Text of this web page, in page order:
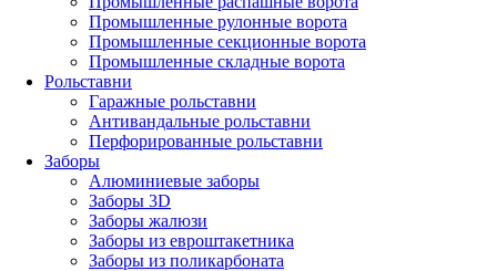
Промышленные рулонные ворота
Промышленные секционные ворота
Промышленные складные ворота
Рольставни
Гаражные рольставни
Антивандальные рольставни
Перфорированные рольставни
Заборы
Алюминиевые заборы
Заборы 3D
Заборы жалюзи
Заборы из евроштакетника
Заборы из поликарбоната